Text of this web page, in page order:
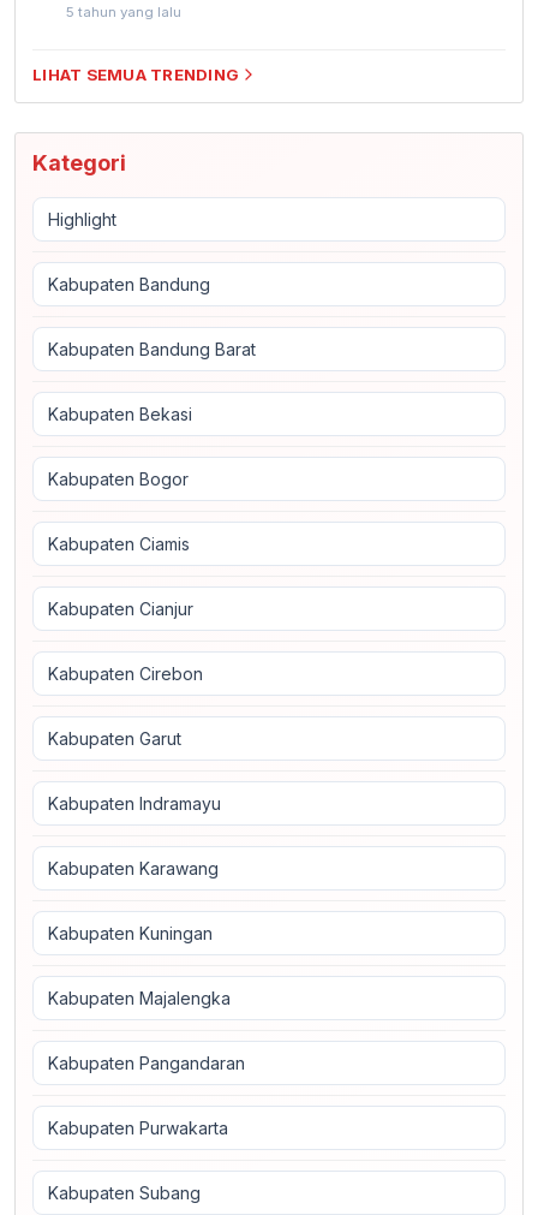
5 tahun yang lalu
LIHAT SEMUA TRENDING
Kategori
Highlight
Kabupaten Bandung
Kabupaten Bandung Barat
Kabupaten Bekasi
Kabupaten Bogor
Kabupaten Ciamis
Kabupaten Cianjur
Kabupaten Cirebon
Kabupaten Garut
Kabupaten Indramayu
Kabupaten Karawang
Kabupaten Kuningan
Kabupaten Majalengka
Kabupaten Pangandaran
Kabupaten Purwakarta
Kabupaten Subang